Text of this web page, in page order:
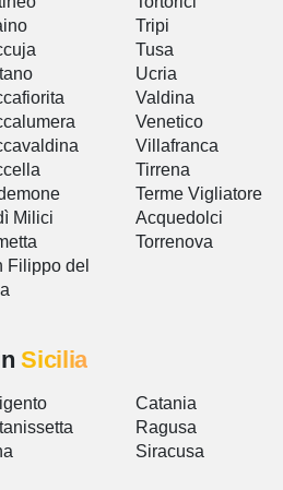
Milici
Filippo del
Tripi
Tusa
Ucria
Valdina
Venetico
Villafranca
Tirrena
Terme Vigliatore
Acquedolci
Torrenova
Sicilia
Catania
Ragusa
Siracusa